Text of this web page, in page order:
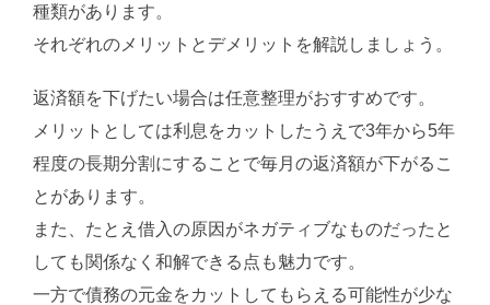
種類があります。
それぞれのメリットとデメリットを解説しましょう。
返済額を下げたい場合は任意整理がおすすめです。
メリットとしては利息をカットしたうえで3年から5年
程度の長期分割にすることで毎月の返済額が下がるこ
とがあります。
また、たとえ借入の原因がネガティブなものだったと
しても関係なく和解できる点も魅力です。
一方で債務の元金をカットしてもらえる可能性が少な